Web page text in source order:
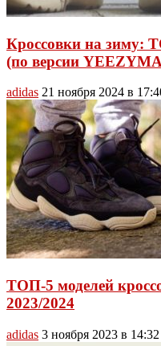
Кроссовки на зиму:
(по версии
adidas 21 ноября 2024 в
ТОП-5 моделей
2023/2024
adidas 3 ноября 2023 в 14:32